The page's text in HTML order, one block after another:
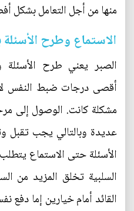
منها من أجل التعامل بشكل
الاستماع وطرح
الصبر يعني طرح الأسئلة
أقصى درجات ضبط النفس
مشكلة كانت. الوصول إلى
عديدة وبالتالي يجب تقبل
الأسئلة حتى الاستماع يتطلب
السلبية تخلق المزيد من
القائد أمام خيارين إما دفع